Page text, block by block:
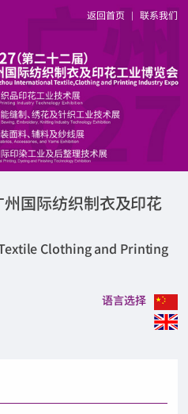
返回首页 | 联系我们
国际纺织制衣及印花
Clothing and Printing
语言选择